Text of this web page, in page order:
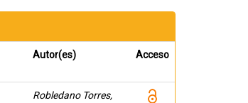
Autor(es) Acceso
Robledano Torres,